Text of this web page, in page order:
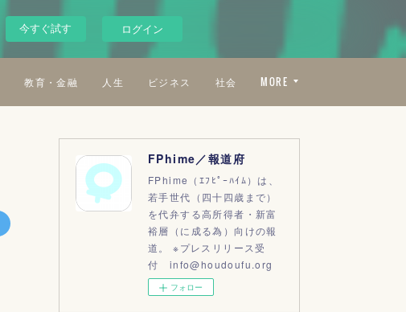
今すぐ試す ログイン
教育・金融 人生 ビジネス 社会 MORE
FPhime／報道府
FPhime（ｴﾌﾋﾟｰﾊｲﾑ）は、
若手世代（四十四歳まで）
を代弁する高所得者・新富
裕層（に成る為）向けの報
道。 ※プレスリリース受
付 info@houdoufu.org
フォロー